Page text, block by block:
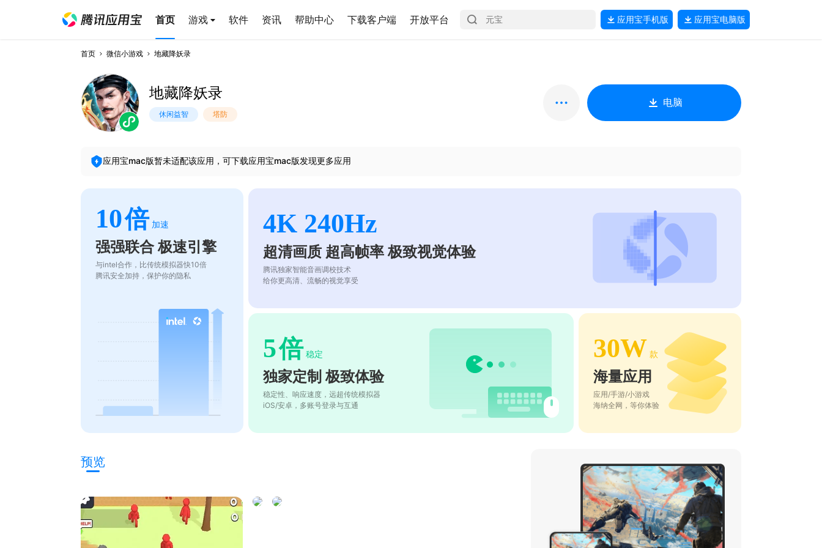
首页 游戏 软件 资讯 帮助中心 下载客户端 开放平台 应用宝手机版 应用宝电脑版
首页 微信小游戏 地藏降妖录
地藏降妖录
休闲益智 塔防
电脑
应用宝mac版暂未适配该应用，可下载应用宝mac版发现更多应用
10倍 加速
强强联合 极速引擎
与intel合作，比传统模拟器快10倍
腾讯安全加持，保护你的隐私
4K 240Hz
超清画质 超高帧率 极致视觉体验
腾讯独家智能音画调校技术
给你更高清、流畅的视觉享受
5倍 稳定
独家定制 极致体验
稳定性、响应速度，远超传统模拟器
iOS/安卓，多账号登录与互通
30W 款
海量应用
应用/手游/小游戏
海纳全网，等你体验
预览